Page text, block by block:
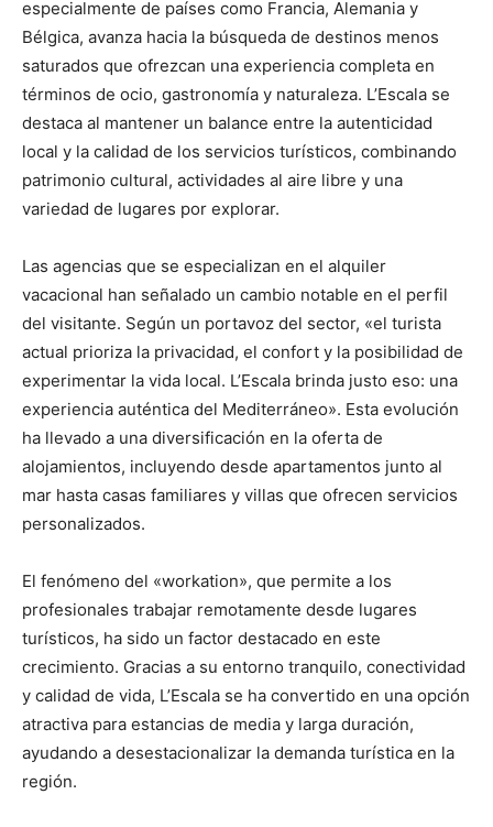
especialmente de países como Francia, Alemania y
Bélgica, avanza hacia la búsqueda de destinos menos
saturados que ofrezcan una experiencia completa en
términos de ocio, gastronomía y naturaleza. L’Escala se
destaca al mantener un balance entre la autenticidad
local y la calidad de los servicios turísticos, combinando
patrimonio cultural, actividades al aire libre y una
variedad de lugares por explorar.
Las agencias que se especializan en el alquiler
vacacional han señalado un cambio notable en el perfil
del visitante. Según un portavoz del sector, «el turista
actual prioriza la privacidad, el confort y la posibilidad de
experimentar la vida local. L’Escala brinda justo eso: una
experiencia auténtica del Mediterráneo». Esta evolución
ha llevado a una diversificación en la oferta de
alojamientos, incluyendo desde apartamentos junto al
mar hasta casas familiares y villas que ofrecen servicios
personalizados.
El fenómeno del «workation», que permite a los
profesionales trabajar remotamente desde lugares
turísticos, ha sido un factor destacado en este
crecimiento. Gracias a su entorno tranquilo, conectividad
y calidad de vida, L’Escala se ha convertido en una opción
atractiva para estancias de media y larga duración,
ayudando a desestacionalizar la demanda turística en la
región.